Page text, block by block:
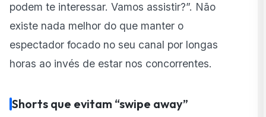
podem te interessar. Vamos assistir?”. Não
existe nada melhor do que manter o
espectador focado no seu canal por longas
horas ao invés de estar nos concorrentes.
Shorts que evitam “swipe away”